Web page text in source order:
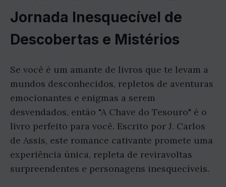
Jornada Inesquecível de
Descobertas e Mistérios
Se você é um amante de livros que te levam a
mundos desconhecidos, repletos de aventuras
emocionantes e enigmas a serem
desvendados, então "A Chave do Tesouro" é o
livro perfeito para você. Escrito por J. Carlos
de Assis, este romance cativante promete uma
experiência única, repleta de reviravoltas
surpreendentes e personagens inesquecíveis.